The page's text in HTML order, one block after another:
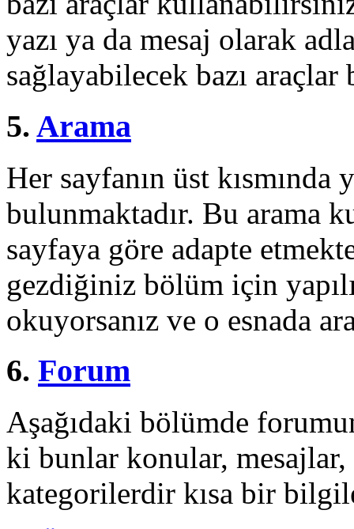
yazı ya da mesaj olarak
sağlayabilecek bazı araçlar
5. Arama
Her sayfanın üst kısmında
bulunmaktadır. Bu arama
sayfaya göre adapte
gezdiğiniz bölüm için
okuyorsanız ve o esnada
6. Forum
Aşağıdaki bölümde
ki bunlar konular,
kategorilerdir kısa bir